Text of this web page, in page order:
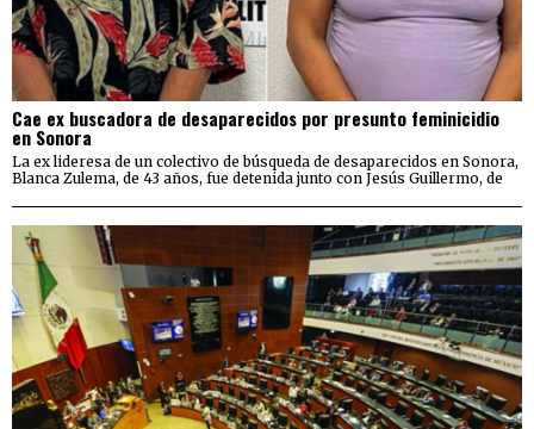
Cae ex buscadora de desaparecidos por presunto feminicidio
en Sonora
La ex lideresa de un colectivo de búsqueda de desaparecidos en Sonora,
Blanca Zulema, de 43 años, fue detenida junto con Jesús Guillermo, de